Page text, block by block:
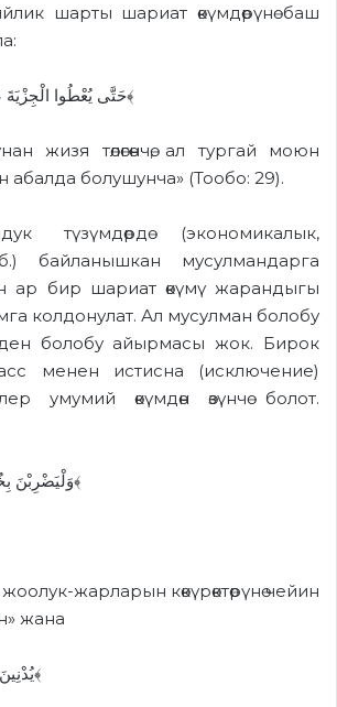
шарты шариат өкүмдөрүнө баш
﴿حَتَّى يُعْطُوا الْجِزْيَةَ عَن يَدٍ وَهُمْ صَاغِرُونَ﴾
жизя төлөгөнчө, ал тургай моюн
абалда болушунча» (Тообо: 29).
түзүмдөрдө(экономикалык,
байланышкан мусулмандарга
ар бир шариат өкүмү жарандыгы
колдонулат. Ал мусулман болобу
болобу айырмасы жок. Бирок
менен истисна (исключение)
умумий өкүмдөн өзүнчө болот.
﴿وَلْيَضْرِبْنَ بِخُمُرِهِنَّ عَلَىٰ جُيُوبِهِنَّ﴾
жарларын көкүрөктөрүнө чейин
жана
﴿يُدْنِينَ عَلَيْهِنَّ مِن جَلَابِيبِهِنَّ﴾